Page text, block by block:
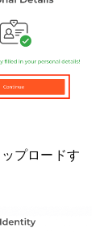
プロードす